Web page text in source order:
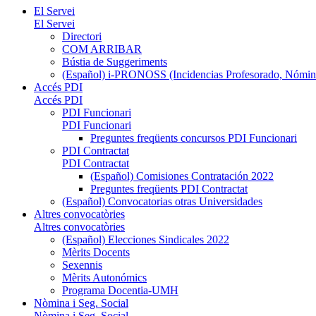
El Servei
El Servei
Directori
COM ARRIBAR
Bústia de Suggeriments
(Español) i-PRONOSS (Incidencias Profesorado,
Accés PDI
Accés PDI
PDI Funcionari
PDI Funcionari
Preguntes freqüents concursos PDI Funcionari
PDI Contractat
PDI Contractat
(Español) Comisiones Contratación 2022
Preguntes freqüents PDI Contractat
(Español) Convocatorias otras Universidades
Altres convocatòries
Altres convocatòries
(Español) Elecciones Sindicales 2022
Mèrits Docents
Sexennis
Mèrits Autonómics
Programa Docentia-UMH
Nòmina i Seg. Social